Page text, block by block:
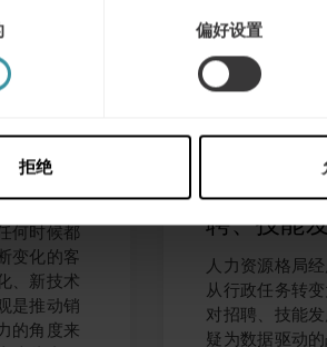
偏好设置
拒绝
大关
何时候都
变化的客
、新技术
是推动销
的角度来
人工智能
理：利用
聘、技能
人力资源格局
从行政任务转
对招聘、技能
疑为数据驱动